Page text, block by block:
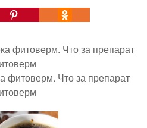
фитоверм. Что за препарат